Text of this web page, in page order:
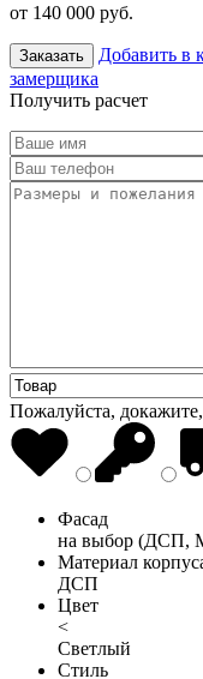
от 140 000 руб.
Заказать Добавить в
замерщика
Получить расчет
Пожалуйста,
Фасад
на выбор
Материал
ДСП
Цвет
<
Светлый
Стиль